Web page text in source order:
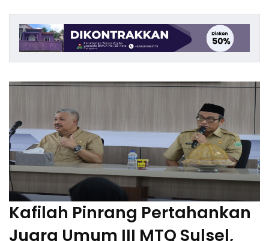
Kafilah Pinrang Pertahankan
Juara Umum III MTQ Sulsel,